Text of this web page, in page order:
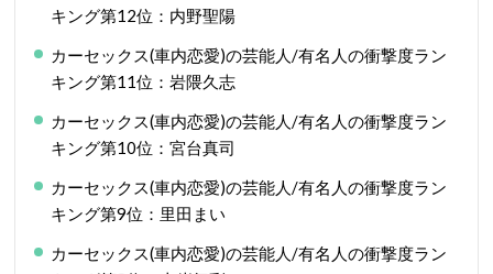
キング第12位：内野聖陽
カーセックス(車内恋愛)の芸能人/有名人の衝撃度ラン
キング第11位：岩隈久志
カーセックス(車内恋愛)の芸能人/有名人の衝撃度ラン
キング第10位：宮台真司
カーセックス(車内恋愛)の芸能人/有名人の衝撃度ラン
キング第9位：里田まい
カーセックス(車内恋愛)の芸能人/有名人の衝撃度ラン